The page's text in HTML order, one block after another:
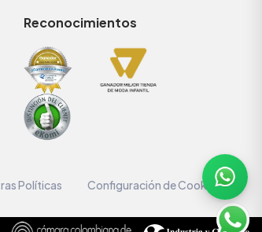
Reconocimientos
Políticas Configuración de Cookies